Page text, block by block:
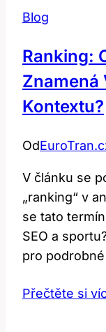
Blog
Ranking:
Znamená
Kontextu?
Od
V článku se
„ranking“ v
se tato
SEO a
pro
Přečtěte si